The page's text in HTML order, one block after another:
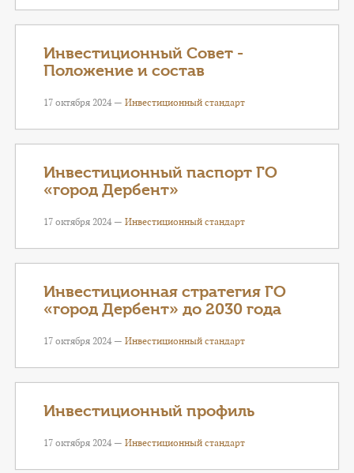
Инвестиционный Совет -
Положение и состав
17 октября 2024 — Инвестиционный стандарт
Инвестиционный паспорт ГО
«город Дербент»
17 октября 2024 — Инвестиционный стандарт
Инвестиционная стратегия ГО
«город Дербент» до 2030 года
17 октября 2024 — Инвестиционный стандарт
Инвестиционный профиль
17 октября 2024 — Инвестиционный стандарт